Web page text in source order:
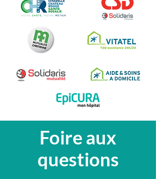
Foire aux
questions